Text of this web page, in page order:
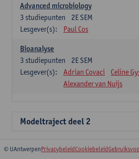
Advanced microbiology
2E SEM
3 studiepunten
Lesgever(s):
Paul Cos
Bioanalyse
2E SEM
3 studiepunten
Lesgever(s):
Adrian Covaci
Celine
Alexander van Nuijs
Modeltraject deel 2
© UAntwerpenPrivacybeleidCookiebeleid